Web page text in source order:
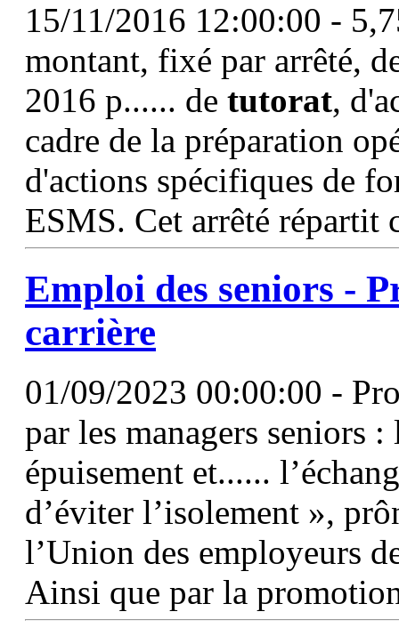
15/11/2016 12:00:00 -
montant, fixé par arrêté,
2016 p...... de tutorat,
cadre de la préparation
d'actions spécifiques de
ESMS. Cet arrêté répartit
Emploi des seniors -
carrière
01/09/2023 00:00:00 -
par les managers seniors
épuisement et......
d’éviter l’isolement »,
l’Union des employeurs
Ainsi que par la